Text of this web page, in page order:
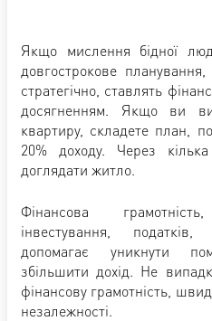
Якщо мислення бідної
довгострокове
стратегічно, ставлять
досягненням. Якщо ви
квартиру, складете план,
20% доходу. Через
доглядати житло.
Фінансова
інвестування, податків,
допомагає уникнути
збільшити дохід. Не
фінансову грамотність,
незалежності.